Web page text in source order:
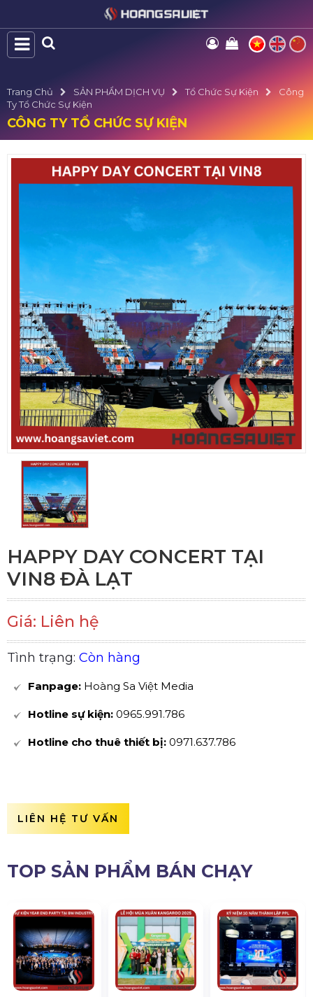
Trang Chủ SẢN PHẨM DỊCH VỤ Tổ Chức Sự Kiện
Công
Ty Tổ Chức Sự Kiện
CÔNG TY TỔ CHỨC SỰ KIỆN
HAPPY DAY CONCERT TẠI
VIN8 ĐÀ LẠT
Giá: Liên hệ
Tình trạng: Còn hàng
Fanpage: Hoàng Sa Việt Media
Hotline sự kiện: 0965.991.786
Hotline cho thuê thiết bị: 0971.637.786
LIÊN HỆ TƯ VẤN
TOP SẢN PHẨM BÁN CHẠY